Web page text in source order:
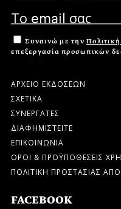
Συναινώ με την
επεξεργασία προσωπικών
ΑΡΧΕΙΟ ΕΚΔΟΣΕΩΝ
ΣΧΕΤΙΚΑ
ΣΥΝΕΡΓΑΤΕΣ
ΔΙΑΦΗΜΙΣΤΕΙΤΕ
ΕΠΙΚΟΙΝΩΝΙΑ
ΟΡΟΙ & ΠΡΟΫΠΟΘΕΣΕΙΣ
ΠΟΛΙΤΙΚΗ ΠΡΟΣΤΑΣΙΑΣ
FACEBOOK